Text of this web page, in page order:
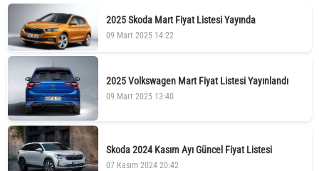
2025 Skoda Mart Fiyat Listesi Yayında
09 Mart 2025 14:22
2025 Volkswagen Mart Fiyat Listesi Yayınlandı
09 Mart 2025 13:40
Skoda 2024 Kasım Ayı Güncel Fiyat Listesi
07 Kasım 2024 20:42